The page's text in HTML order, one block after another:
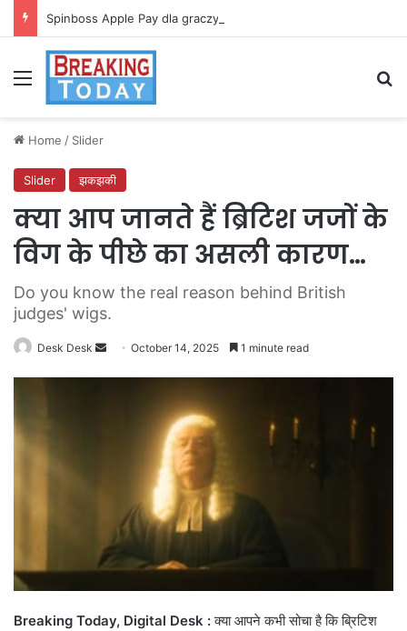
Spinboss Apple Pay dla graczy na iPhone
Menu
Home / Slider
Slider झकझकी
क्या आप जानते हैं ब्रिटिश जजों के
विग के पीछे का असली कारण…
Do you know the real reason behind British
judges' wigs.
Desk Desk
SendOctober 14, 2025 1 minute read
Breaking Today, Digital Desk :क्या आपने कभी सोचा है कि ब्रिटिश